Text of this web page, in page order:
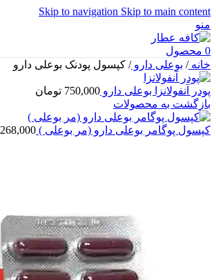
Skip to navigation Skip to main content
منو
0 محصول
خانه/ بوعلی دارو/ کپسول پودنک بوعلی دارو
پودر آنفولانزا بوعلی دارو 750,000 تومان
بازگشت به محصولات
کپسول پوگامر بوعلی دارو (مر بوعلی ) 268,000